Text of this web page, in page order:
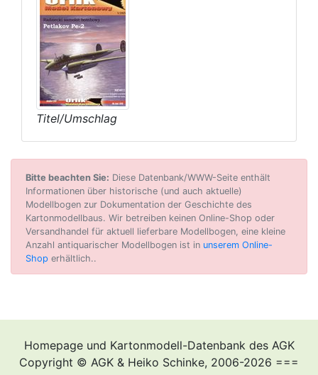
Titel/Umschlag
Bitte beachten Sie: Diese Datenbank/WWW-Seite enthält
Informationen über historische (und auch aktuelle)
Modellbogen zur Dokumentation der Geschichte des
Kartonmodellbaus. Wir betreiben keinen Online-Shop oder
Versandhandel für aktuell lieferbare Modellbogen, eine kleine
Anzahl antiquarischer Modellbogen ist in unserem Online-
Shop erhältlich..
Homepage und Kartonmodell-Datenbank des AGK
Copyright © AGK & Heiko Schinke, 2006-2026 ===